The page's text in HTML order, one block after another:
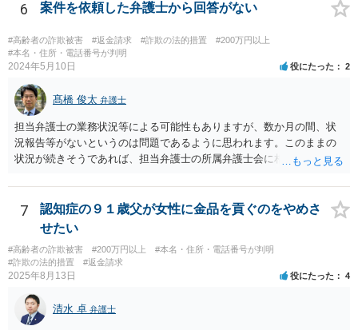
得した利得を許容する結果になって相当でない。」と判示した。。 投
た事案であれば、過失相殺の主張は封じられることになります。
6 案件を依頼した弁護士から回答がない
#高齢者の詐欺被害 #返金請求 #詐欺の法的措置
#200万円以上
#本名・住所・電話番号が判明
2024年5月10日 役にたった 2
髙橋 俊太 弁護士
担当弁護士の業務状況等による可能性もありますが、数か月の間、状
況報告等がないというのは問題であるように思われます。このままの
状況が続きそうであれば、担当弁護士の所属弁護士会に相談してみる
7
認知症の９１歳父が女性に金品を貢ぐのをやめさ
せたい
#高齢者の詐欺被害 #200万円以上
#本名・住所・電話番号が判明
#詐欺の法的措置
#返金請求
2025年8月13日 役にたった 4
清水 卓 弁護士